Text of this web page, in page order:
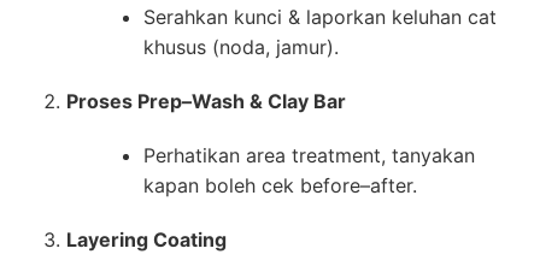
Serahkan kunci & laporkan keluhan cat
khusus (noda, jamur).
Proses Prep–Wash & Clay Bar
Perhatikan area treatment, tanyakan
kapan boleh cek before–after.
Layering Coating